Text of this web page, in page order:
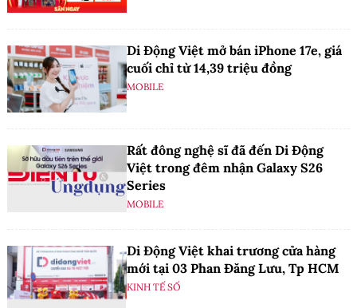
Di Động Việt mở bán iPhone 17e, giá
cuối chỉ từ 14,39 triệu đồng
MOBILE
Rất đông nghệ sĩ đã đến Di Động
Việt trong đêm nhận Galaxy S26
Series
MOBILE
Di Động Việt khai trương cửa hàng
mới tại 03 Phan Đăng Lưu, Tp HCM
KINH TẾ SỐ